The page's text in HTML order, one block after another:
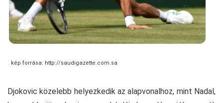
kép forrása: http://saudigazette.com.sa
Djokovic közelebb helyezkedik az alapvonalhoz, mint Nadal,